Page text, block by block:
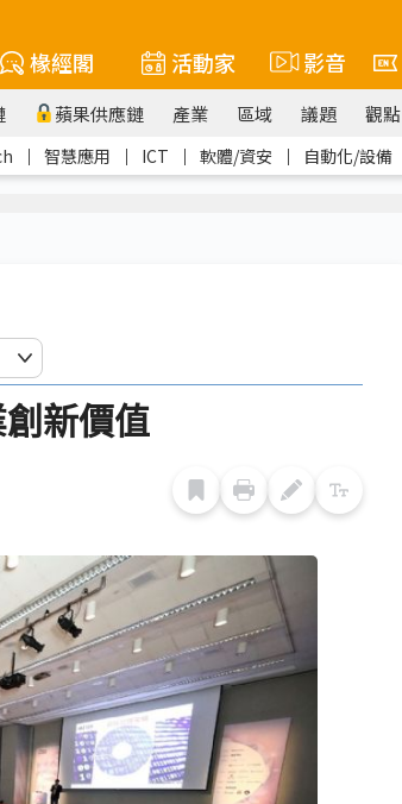
椽經閣 活動家 影音
蘋果供應鏈 產業 區域 議題 觀點
｜ 智慧應用 ｜ ICT ｜ 軟體/資安 ｜ 自動化/設備
新價值